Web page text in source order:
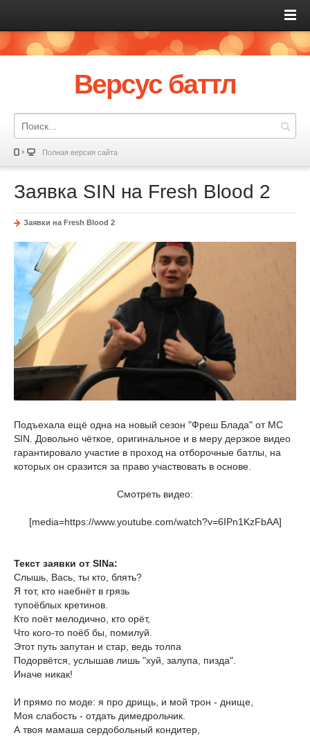
Версус баттл
Полная версия сайта
Заявка SIN на Fresh Blood 2
Заявки на Fresh Blood 2
Подъехала ещё одна на новый сезон "Фреш Блада" от МС
SIN. Довольно чёткое, оригинальное и в меру дерзкое видео
гарантировало участие в проход на отборочные батлы, на
которых он сразится за право участвовать в основе.
Смотреть видео:
[media=https://www.youtube.com/watch?v=6IPn1KzFbAA]
Текст заявки от SINa:
Слышь, Вась, ты кто, блять?
Я тот, кто наебнёт в грязь
тупоёблых кретинов.
Кто поёт мелодично, кто орёт,
Что кого-то поёб бы, помилуй.
Этот путь запутан и стар, ведь толпа
Подорвётся, услышав лишь "хуй, залупа, пизда".
Иначе никак!
И прямо по моде: я про дрищь, и мой трон - днище,
Моя слабость - отдать димедрольчик.
А твоя мамаша сердобольный кондитер,